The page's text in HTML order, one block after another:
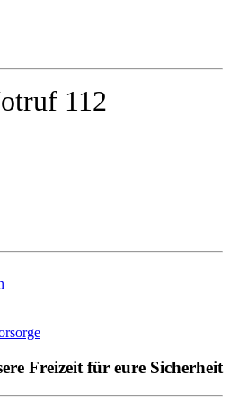
112
Freizeit für eure Sicherheit